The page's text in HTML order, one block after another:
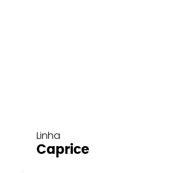
Linha
Caprice